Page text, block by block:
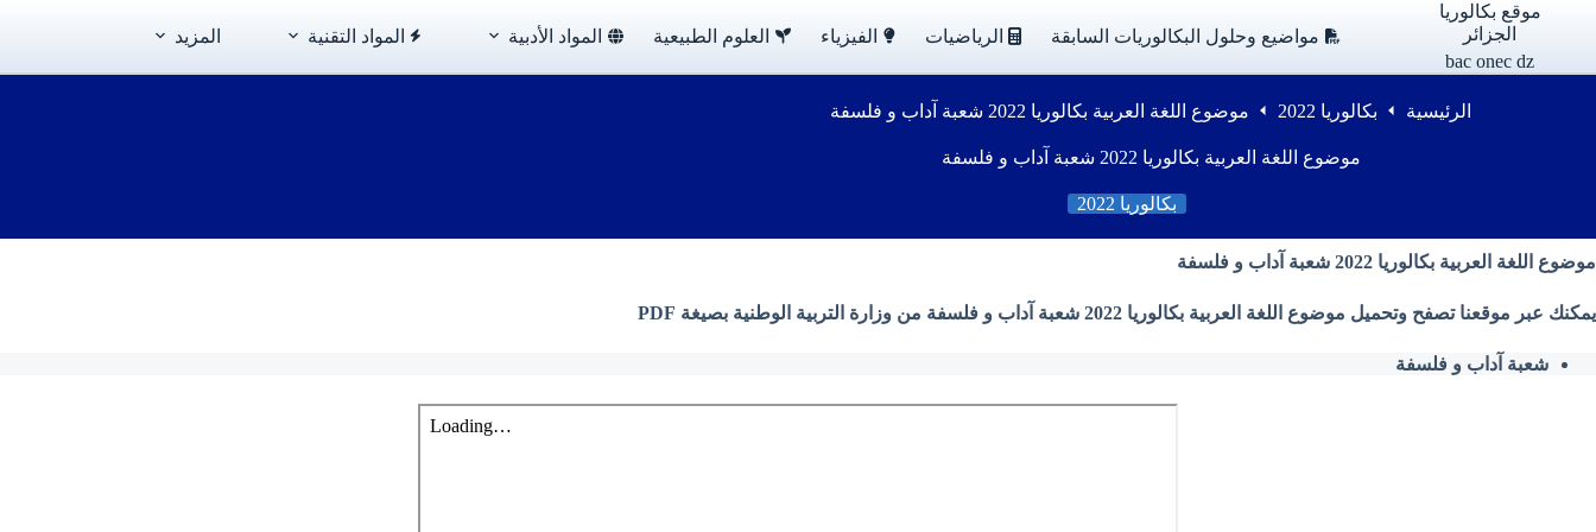
موقع بكالوريا
الجزائر
bac onec dz
مواضيع وحلول البكالوريات السابقة الرياضيات الفيزياء العلوم الطبيعية المواد الأدبية المواد التقنية المزيد
الرئيسية بكالوريا 2022 موضوع اللغة العربية بكالوريا 2022 شعبة آداب و فلسفة
موضوع اللغة العربية بكالوريا 2022 شعبة آداب و فلسفة
بكالوريا 2022
موضوع اللغة العربية بكالوريا 2022 شعبة آداب و فلسفة
يمكنك عبر موقعنا تصفح وتحميل موضوع اللغة العربية بكالوريا 2022 شعبة آداب و فلسفة من وزارة التربية الوطنية بصيغة PDF
شعبة آداب و فلسفة